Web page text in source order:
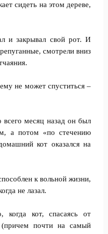
сидеть на этом дереве,
и закрывал свой рот. И
смотрели вниз
не может спуститься –
всего месяц назад он был
а потом «по стечению
кот оказался на
к вольной жизни,
не лазал.
когда кот, спасаясь от
(причем почти на самый